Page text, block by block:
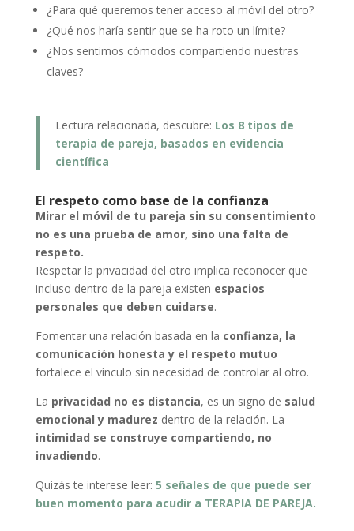
¿Para qué queremos tener acceso al móvil del otro?
¿Qué nos haría sentir que se ha roto un límite?
¿Nos sentimos cómodos compartiendo nuestras
claves?
Lectura relacionada, descubre: Los 8 tipos de
terapia de pareja, basados en evidencia
científica
El respeto como base de la confianza
Mirar el móvil de tu pareja sin su consentimiento
no es una prueba de amor, sino una falta de
respeto.
Respetar la privacidad del otro implica reconocer que
incluso dentro de la pareja existen espacios
personales que deben cuidarse.
Fomentar una relación basada en la confianza, la
comunicación honesta y el respeto mutuo
fortalece el vínculo sin necesidad de controlar al otro.
La privacidad no es distancia, es un signo de salud
emocional y madurez dentro de la relación. La
intimidad se construye compartiendo, no
invadiendo.
Quizás te interese leer: 5 señales de que puede ser
buen momento para acudir a TERAPIA DE PAREJA.